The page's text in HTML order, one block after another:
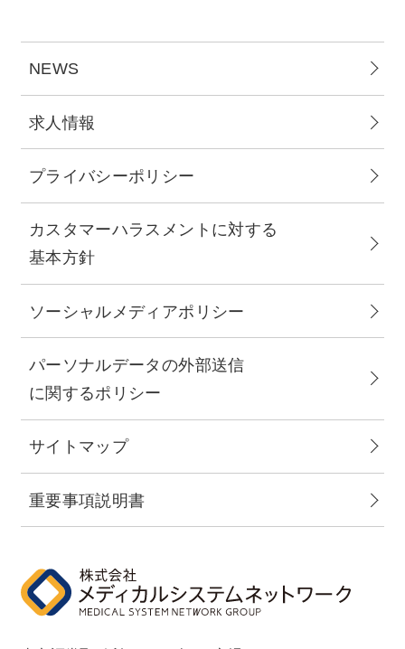
NEWS
求人情報
プライバシーポリシー
カスタマーハラスメントに対する
基本方針
ソーシャルメディアポリシー
パーソナルデータの外部送信
に関するポリシー
サイトマップ
重要事項説明書